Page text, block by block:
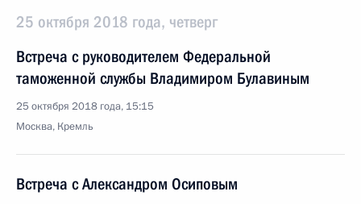
25 октября 2018 года, четверг
Встреча с руководителем Федеральной
таможенной службы Владимиром Булавиным
25 октября 2018 года, 15:15
Москва, Кремль
Встреча с Александром Осиповым